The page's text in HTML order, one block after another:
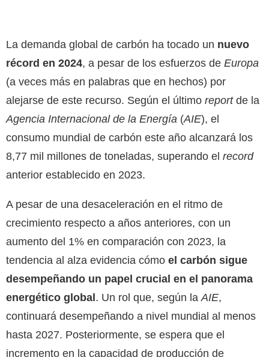
La demanda global de carbón ha tocado un nuevo
récord en 2024, a pesar de los esfuerzos de Europa
(a veces más en palabras que en hechos) por
alejarse de este recurso. Según el último reportde la
Agencia Internacional de la Energía (AIE), el
consumo mundial de carbón este año alcanzará los
8,77 mil millones de toneladas, superando el record
anterior establecido en 2023.
A pesar de una desaceleración en el ritmo de
crecimiento respecto a años anteriores, con un
aumento del 1% en comparación con 2023, la
tendencia al alza evidencia cómo el carbón sigue
desempeñando un papel crucial en el panorama
energético global. Un rol que, según la AIE,
continuará desempeñando a nivel mundial al menos
hasta 2027. Posteriormente, se espera que el
incremento en la capacidad de producción de